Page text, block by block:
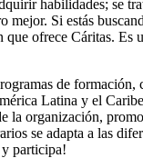
habilidades; se
mejor. Si estás
ofrece Cáritas. Es
de
Latina y el
la organización,
se adapta a las
participa!